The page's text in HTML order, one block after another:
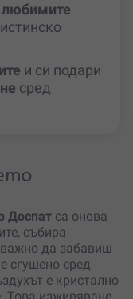
любимите
и си подари
сред
Доспат са онова
събира
да забавиш
сгушено сред
е кристално